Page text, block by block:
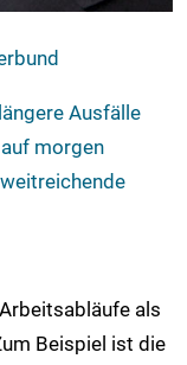
Ausfälle
morgen
als
Beispiel ist die